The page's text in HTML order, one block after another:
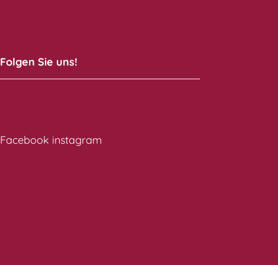
Folgen Sie uns!
Facebook instagram